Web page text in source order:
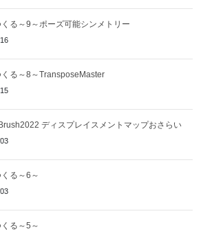
る～9～ポーズ可能シンメトリー
る～8～TransposeMaster
ディスプレイスメントマップおさらい
る～6～
る～5～